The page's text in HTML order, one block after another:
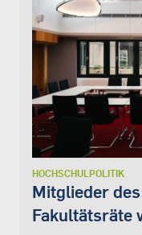
HOCHSCHULPOLITIK
Mitglieder
Fakultätsräte